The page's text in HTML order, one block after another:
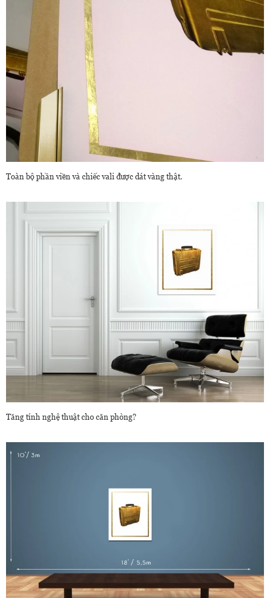
Toàn bộ phần viền và chiếc vali được dát vàng thật.
Tăng tính nghệ thuật cho căn phòng?